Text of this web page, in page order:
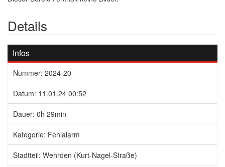
Details
Infos
Nummer: 2024-20
Datum: 11.01.24 00:52
Dauer: 0h 29min
Kategorie: Fehlalarm
Stadtteil: Wehrden (Kurt-Nagel-Straße)